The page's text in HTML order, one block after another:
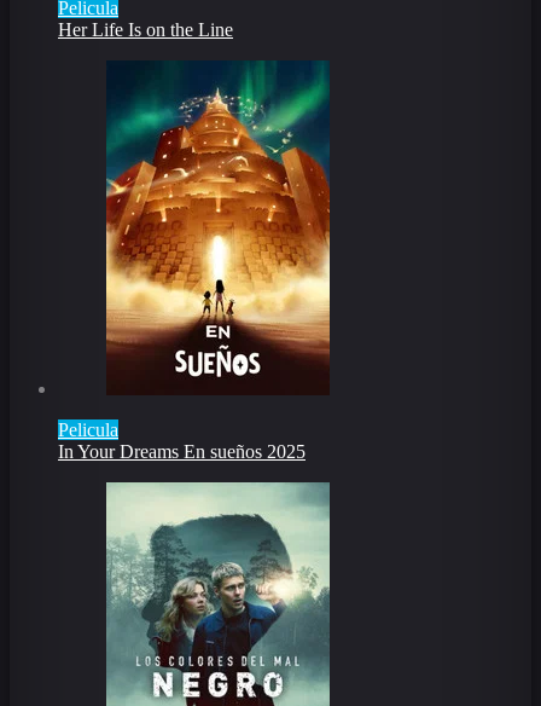
Pelicula
Her Life Is on the Line
Pelicula
In Your Dreams En sueños 2025